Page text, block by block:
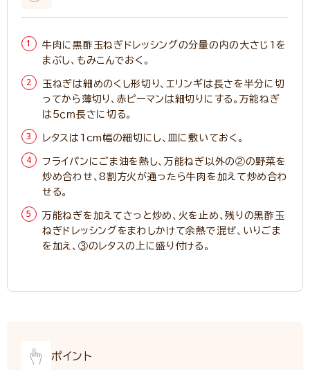
牛肉に黒酢玉ねぎドレッシングの分量の内の大さじ1を
まぶし、もみこんでおく。
玉ねぎは細めのくし形切り、エリンギは長さを半分に切
ってから薄切り、赤ピーマンは細切りにする。万能ねぎ
は5ｃｍ長さに切る。
レタスは1cm幅の細切にし、皿に敷いておく。
フライパンにごま油を熱し、万能ねぎ以外の②の野菜を
炒め合わせ、8割方火が通ったら牛肉を加えて炒め合わ
せる。
万能ねぎを加えてさっと炒め、火を止め、残りの黒酢玉
ねぎドレッシングをまわしかけて余熱で混ぜ、いりごま
を加え、③のレタスの上に盛り付ける。
ポイント